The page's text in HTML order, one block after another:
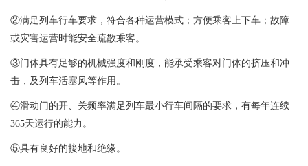
②满足列车行车要求，符合各种运营模式；方便乘客上下车；故障
或灾害运营时能安全疏散乘客。
③门体具有足够的机械强度和刚度，能承受乘客对门体的挤压和冲
击，及列车活塞风等作用。
④滑动门的开、关频率满足列车最小行车间隔的要求，有每年连续
365天运行的能力。
⑤具有良好的接地和绝缘。